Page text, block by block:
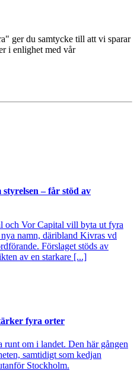
ger du samtycke till att vi sparar
i enlighet med vår
– får stöd av
och Vor Capital vill byta ut fyra
namn, däribland Kivras vd
Förslaget stöds av
av en starkare [...]
fyra orter
om i landet. Den här gången
samtidigt som kedjan
Stockholm.